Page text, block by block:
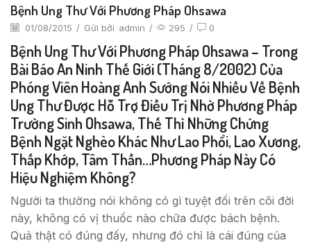
Bệnh Ung Thư Với Phương Pháp Ohsawa
01/08/2015 / Gửi bởi admin / 295 / 0
Bệnh Ung Thư Với Phương Pháp Ohsawa – Trong
Bài Báo An Ninh Thế Giới (Tháng 8/2002) Của
Phóng Viên Hoàng Anh Sướng Nói Nhiều Về Bệnh
Ung Thư Được Hỗ Trợ Điều Trị Nhờ Phương Pháp
Trường Sinh Ohsawa, Thế Thì Những Chứng
Bệnh Ngặt Nghèo Khác Như Lao Phổi, Lao Xương,
Thấp Khớp, Tâm Thần…Phương Pháp Này Có
Hiệu Nghiệm Không?
Người ta thường nói không có gì tuyệt đối trên cõi đời
này, không có vị thuốc nào chữa được bách bệnh.
Quả thật có đúng đấy, nhưng đó chỉ là cái đúng của